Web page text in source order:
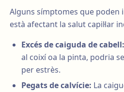
Alguns símptomes que poden
està afectant la salut capil·lar
Excés de caiguda de cabell:
al coixí oa la pinta, podria
per estrès.
Pegats de calvície: La